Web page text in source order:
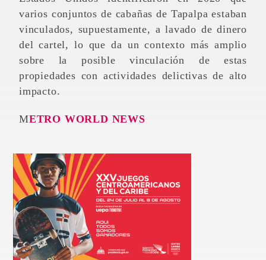
varios conjuntos de cabañas de Tapalpa estaban
vinculados, supuestamente, a lavado de dinero
del cartel, lo que da un contexto más amplio
sobre la posible vinculación de estas
propiedades con actividades delictivas de alto
impacto.
METRO WORLD NEWS